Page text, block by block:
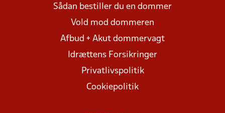
Sådan bestiller du en dommer
Vold mod dommeren
Afbud + Akut dommervagt
Idrættens Forsikringer
Privatlivspolitik
Cookiepolitik